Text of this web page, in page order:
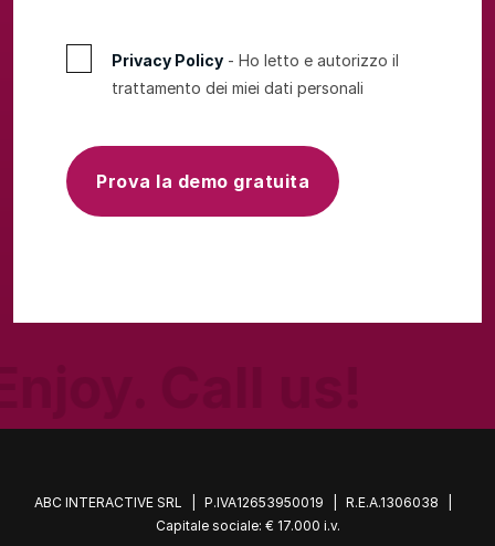
Privacy Policy - Ho letto e autorizzo il
trattamento dei miei dati personali
Prova la demo gratuita
ABC INTERACTIVE SRL P.IVA12653950019 R.E.A.1306038
Capitale sociale: € 17.000 i.v.